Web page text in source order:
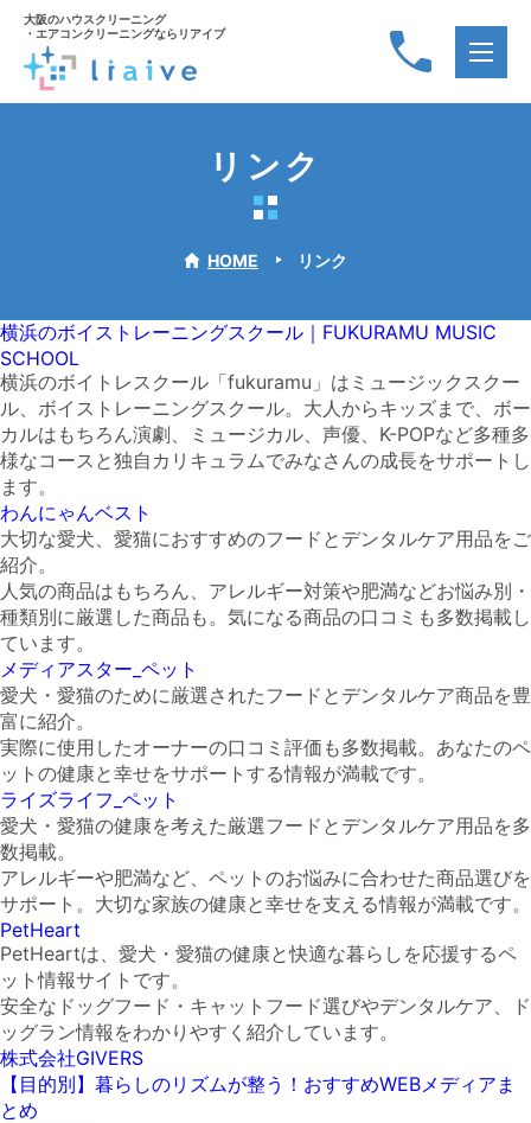
大阪のハウスクリーニング
・エアコンクリーニングならリアイブ
リンク
HOME リンク
横浜のボイストレーニングスクール｜FUKURAMU MUSIC
SCHOOL
横浜のボイトレスクール「fukuramu」はミュージックスクー
ル、ボイストレーニングスクール。大人からキッズまで、ボー
カルはもちろん演劇、ミュージカル、声優、K-POPなど多種多
様なコースと独自カリキュラムでみなさんの成長をサポートし
ます。
わんにゃんベスト
大切な愛犬、愛猫におすすめのフードとデンタルケア用品をご
紹介。
人気の商品はもちろん、アレルギー対策や肥満などお悩み別・
種類別に厳選した商品も。気になる商品の口コミも多数掲載し
ています。
メディアスター_ペット
愛犬・愛猫のために厳選されたフードとデンタルケア商品を豊
富に紹介。
実際に使用したオーナーの口コミ評価も多数掲載。あなたのペ
ットの健康と幸せをサポートする情報が満載です。
ライズライフ_ペット
愛犬・愛猫の健康を考えた厳選フードとデンタルケア用品を多
数掲載。
アレルギーや肥満など、ペットのお悩みに合わせた商品選びを
サポート。大切な家族の健康と幸せを支える情報が満載です。
PetHeart
PetHeartは、愛犬・愛猫の健康と快適な暮らしを応援するペ
ット情報サイトです。
安全なドッグフード・キャットフード選びやデンタルケア、ド
ッグラン情報をわかりやすく紹介しています。
株式会社GIVERS
【目的別】暮らしのリズムが整う！おすすめWEBメディアま
とめ